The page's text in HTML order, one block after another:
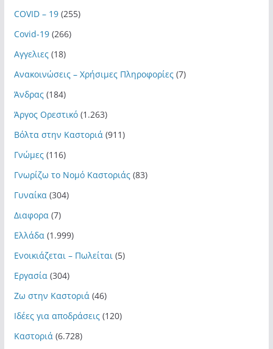
COVID – 19(255)
Covid-19(266)
Αγγελιες(18)
Ανακοινώσεις – Χρήσιμες Πληροφορίες(7)
Άνδρας(184)
Άργος Ορεστικό(1.263)
Βόλτα στην Καστοριά (911)
Γνώμες(116)
Γνωρίζω το Νομό Καστοριάς(83)
Γυναίκα (304)
Διαφορα (7)
Ελλάδα (1.999)
Ενοικιάζεται – Πωλείται (5)
Εργασία (304)
Ζω στην Καστοριά (46)
Ιδέες για αποδράσεις(120)
Καστοριά (6.728)